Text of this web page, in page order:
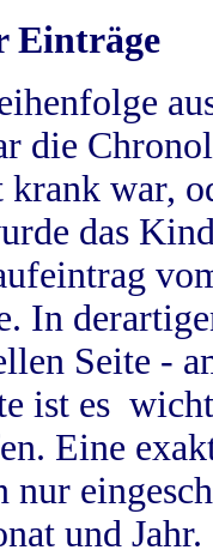
Einträge
die
krank war,
das
In
Seite -
ist es
Eine
nur
und Jahr.